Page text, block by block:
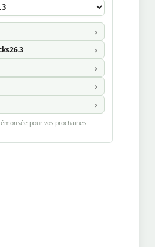
26.3
pour vos prochaines